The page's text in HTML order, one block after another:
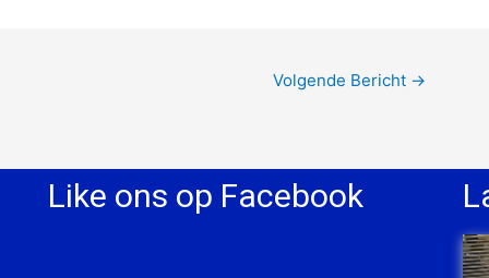
Volgende Bericht →
Like ons op Facebook